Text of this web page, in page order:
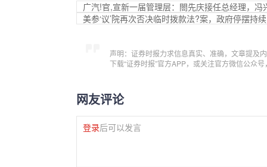
广汽!官,宣新一届管理层：閤先庆接任总经理，冯
美参‘议’院再次否决临时拨款法?案，政府停摆持续
声明：证券时报力求信息真实、准确，文章提及
下载“证券时报”官方APP，或关注官方微信公众
网友评论
登录后可以发言